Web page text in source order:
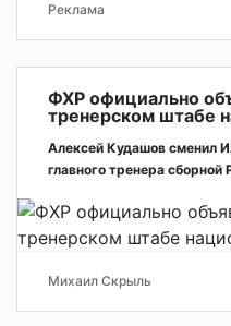
Реклама
ФХР официально
тренерском штабе
Алексей Кудашов сменил
главного тренера сборной
Михаил Скрыль